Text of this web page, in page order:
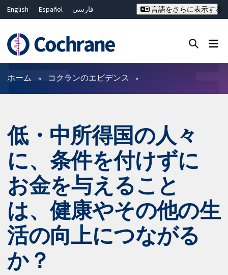
English Español
فارسی
Deutsch
Bahasa Malaysia
ไทย
繁體中文
简体中文
言語をさらに表示する
フィルター
ホーム コクランのエビデンス
低・中所得国の人々
に、条件を付けずに
お金を与えること
は、健康やその他の生
活の向上につながる
か？